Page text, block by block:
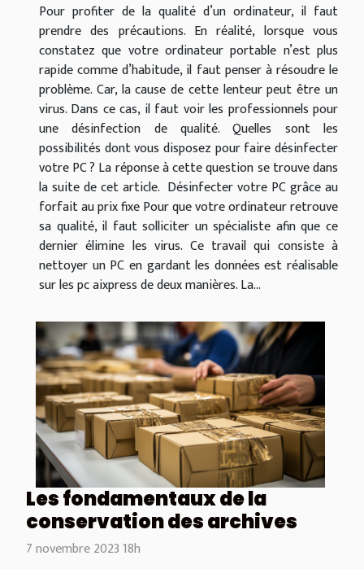
Pour profiter de la qualité d’un ordinateur, il faut
prendre des précautions. En réalité, lorsque vous
constatez que votre ordinateur portable n’est plus
rapide comme d’habitude, il faut penser à résoudre le
problème. Car, la cause de cette lenteur peut être un
virus. Dans ce cas, il faut voir les professionnels pour
une désinfection de qualité. Quelles sont les
possibilités dont vous disposez pour faire désinfecter
votre PC ? La réponse à cette question se trouve dans
la suite de cet article. Désinfecter votre PC grâce au
forfait au prix fixe Pour que votre ordinateur retrouve
sa qualité, il faut solliciter un spécialiste afin que ce
dernier élimine les virus. Ce travail qui consiste à
nettoyer un PC en gardant les données est réalisable
sur les pc aixpress de deux manières. La...
Les fondamentaux de la
conservation des archives
7 novembre 2023 18h